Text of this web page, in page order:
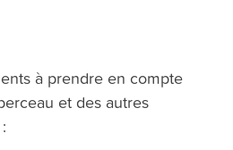
à prendre en compte
et des autres